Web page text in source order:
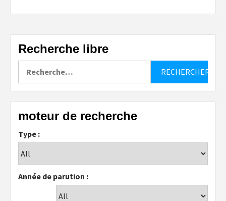
Recherche libre
moteur de recherche
Type :
Année de parution :